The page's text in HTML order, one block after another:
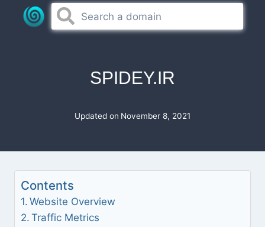
SPIDEY.IR
Updated on November 8, 2021
Contents
Website Overview
Traffic Metrics